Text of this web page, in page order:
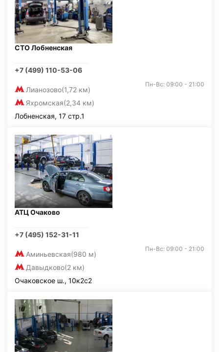
СТО Лобненская
+7 (499) 110-53-06
Лианозово(1,72 км)
Яхромская(2,34 км)
Пн-Вс: 09:00 - 21:00
Лобненская, 17 стр.1
АТЦ Очаково
+7 (495) 152-31-11
Аминьевская(980 м)
Давыдково(2 км)
Пн-Вс: 09:00 - 21:00
Очаковское ш., 10к2с2